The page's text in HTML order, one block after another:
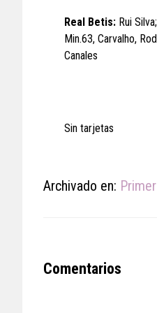
Real Betis: Rui
Min.63, Carvalho,
Canales
Sin tarjetas
Archivado en:
Reader
Comentarios